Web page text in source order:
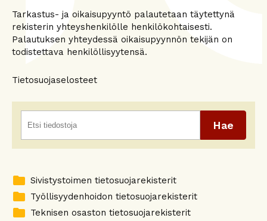
Tarkastus- ja oikaisupyyntö palautetaan täytettynä
rekisterin yhteyshenkilölle henkilökohtaisesti.
Palautuksen yhteydessä oikaisupyynnön tekijän on
todistettava henkilöllisyytensä.
Tietosuojaselosteet
folder Sivistystoimen tietosuojarekisterit
folder Työllisyydenhoidon tietosuojarekisterit
folder Teknisen osaston tietosuojarekisterit